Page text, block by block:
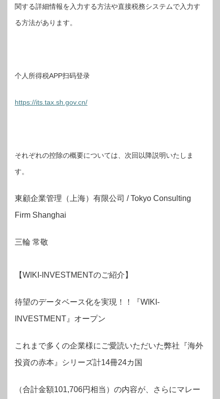
関する詳細情報を入力する方法や直接税務システムで入力す
る方法があります。
个人所得税APP扫码登录
https://its.tax.sh.gov.cn/
それぞれの控除の概要については、次回以降説明いたしま
す。
東顧企業管理（上海）有限公司 / Tokyo Consulting
Firm Shanghai
三輪 常敬
【WIKI-INVESTMENTのご紹介】
待望のデータベース化を実現！！『WIKI-
INVESTMENT』オープン
これまで多くの企業様にご愛読いただいた弊社『海外
投資の赤本』シリーズ計14冊24カ国
（合計金額101,706円相当）の内容が、さらにマレー